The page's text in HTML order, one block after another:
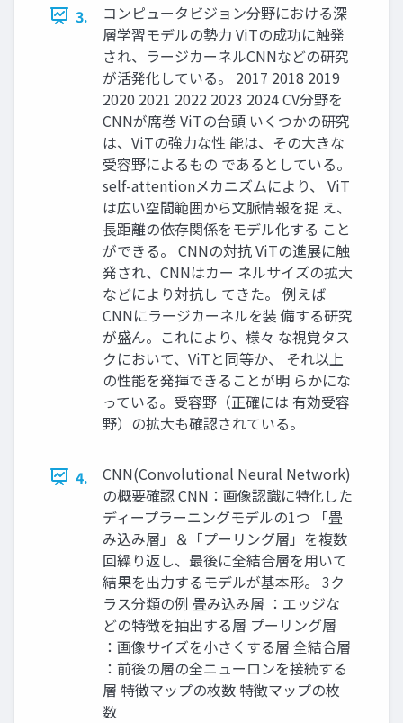
3.
コンピュータビジョン分野における深
層学習モデルの勢力 ViTの成功に触発
され、ラージカーネルCNNなどの研究
が活発化している。 2017 2018 2019
2020 2021 2022 2023 2024 CV分野を
CNNが席巻 ViTの台頭 いくつかの研究
は、ViTの強力な性 能は、その大きな
受容野によるもの であるとしている。
self-attentionメカニズムにより、 ViT
は広い空間範囲から文脈情報を捉 え、
長距離の依存関係をモデル化する こと
ができる。 CNNの対抗 ViTの進展に触
発され、CNNはカー ネルサイズの拡大
などにより対抗し てきた。 例えば
CNNにラージカーネルを装 備する研究
が盛ん。これにより、様々 な視覚タス
クにおいて、ViTと同等か、 それ以上
の性能を発揮できることが明 らかにな
っている。受容野（正確には 有効受容
野）の拡大も確認されている。
4.
CNN(Convolutional Neural Network)
の概要確認 CNN：画像認識に特化した
ディープラーニングモデルの1つ 「畳
み込み層」＆「プーリング層」を複数
回繰り返し、最後に全結合層を用いて
結果を出力するモデルが基本形。 3ク
ラス分類の例 畳み込み層 ：エッジな
どの特徴を抽出する層 プーリング層
：画像サイズを小さくする層 全結合層
：前後の層の全ニューロンを接続する
層 特徴マップの枚数 特徴マップの枚
数